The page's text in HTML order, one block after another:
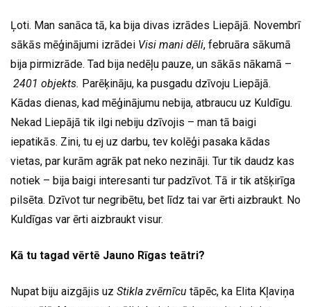
Ļoti. Man sanāca tā, ka bija divas izrādes Liepājā. Novembrī
sākās mēģinājumi izrādei Visi mani dēli, februāra sākumā
bija pirmizrāde. Tad bija nedēļu pauze, un sākās nākamā –
2401 objekts. Parēķināju, ka pusgadu dzīvoju Liepājā.
Kādas dienas, kad mēģinājumu nebija, atbraucu uz Kuldīgu.
Nekad Liepājā tik ilgi nebiju dzīvojis – man tā baigi
iepatikās. Zini, tu ej uz darbu, tev kolēģi pasaka kādas
vietas, par kurām agrāk pat neko nezināji. Tur tik daudz kas
notiek – bija baigi interesanti tur padzīvot. Tā ir tik atšķirīga
pilsēta. Dzīvot tur negribētu, bet līdz tai var ērti aizbraukt. No
Kuldīgas var ērti aizbraukt visur.
Kā tu tagad vērtē Jauno Rīgas teātri?
Nupat biju aizgājis uz Stikla zvērnīcu tāpēc, ka Elita Kļaviņa